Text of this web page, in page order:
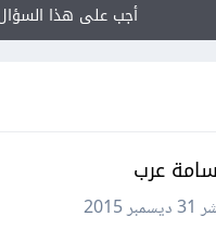
أجب على هذا السؤال
عرب
31 ديسمبر 2015